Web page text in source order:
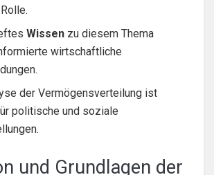
Wissen zu diesem Thema
wirtschaftliche
der Vermögensverteilung ist
politische und soziale
und Grundlagen der